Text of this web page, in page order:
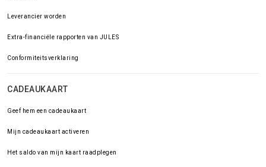
Leverancier worden
Extra-financiële rapporten van JULES
Conformiteitsverklaring
CADEAUKAART
Geef hem een cadeaukaart
Mijn cadeaukaart activeren
Het saldo van mijn kaart raadplegen